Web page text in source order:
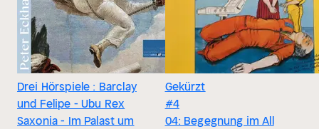
Drei Hörspiele : Barclay
und Felipe - Ubu Rex
Saxonia - Im Palast um
Gekürzt
#4
04: Begegnung im All